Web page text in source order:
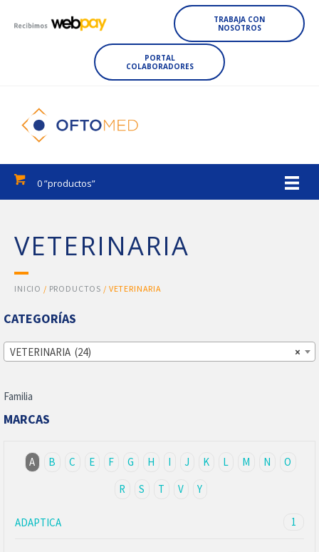
TRABAJA CON
NOSOTROS
PORTAL
COLABORADORES
0 ”productos”
VETERINARIA
INICIO / PRODUCTOS / VETERINARIA
CATEGORÍAS
×
VETERINARIA (24)
Familia
MARCAS
A B C E F G H I J K L M N
O
R
S T V Y
ADAPTICA 1